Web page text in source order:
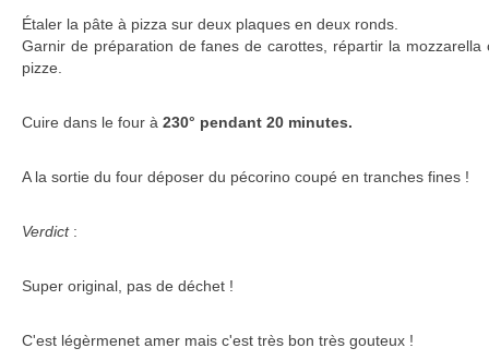
Étaler la pâte à pizza sur deux plaques en deux ronds.
Garnir de préparation de fanes de carottes, répartir la
pizze.
Cuire dans le four à 230° pendant 20 minutes.
A la sortie du four déposer du pécorino coupé en tranches fines !
Verdict :
Super original, pas de déchet !
C'est légèrmenet amer mais c'est très bon très gouteux !